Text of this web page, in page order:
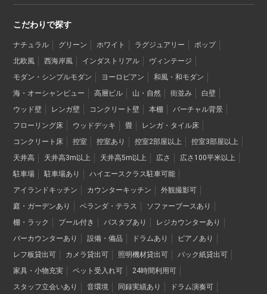
こだわりで探す
ナチュラル グリーン ホワイト ラグジュアリー
ポップ
北欧風
西海岸風 インダストリアル
ヴィンテージ
モダン・シンプルモダン
ヨーロピアン
和風・和モダン
海・オーシャンビュー
高層ビル 山・自然 街並み
白壁
ウッド壁
レンガ壁 コンクリート壁 本棚
バーチャル背景
フローリング床
ウッドデッキ 畳
レンガ・タイル床
コンクリート床
控室 控室あり 控室2部屋以上
控室3部屋以上
天井高
天井高3m以上 天井高5m以上 広さ
広さ100平米以上
駐車場
駐車場あり
ハイエースクラス駐車可能
アイランドキッチン
カウンターキッチン
外観撮影可
庭・ガーデンあり
ベランダ・テラス
ソファーブースあり
棚・ラック
プール付き バスタブあり
レジカウンターあり
バーカウンターあり
設備・備品 ドラムあり
ピアノあり
レフ板貸出可
カメラ貸出可 照明機材貸出可
バック紙貸出可
家具・小物充実
ペット受入れ可
24時間利用可
スタッフ立会いあり
音環境 同録実績あり
ドラム演奏可